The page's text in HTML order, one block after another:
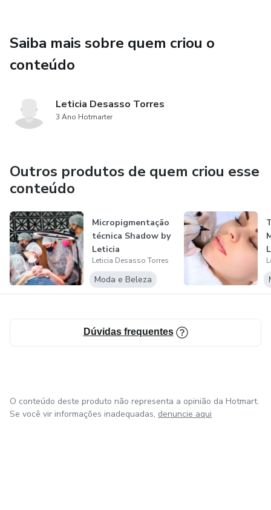
Saiba mais sobre quem criou o
conteúdo
Leticia Desasso Torres
3 Ano Hotmarter
Outros produtos de quem criou esse
conteúdo
Micropigmentação
técnica Shadow by
Leticia
Leticia Desasso Torres
Moda e Beleza
Dúvidas frequentes
O conteúdo deste produto não representa a opinião da Hotmart.
Se você vir informações inadequadas, denuncie aqui